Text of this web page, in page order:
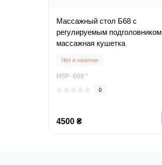
Масcажный стол Б68 с
регулируемым подголовником
массажная кушетка
Нет в наличии
MSP- Б68 *
0
4500 ₴